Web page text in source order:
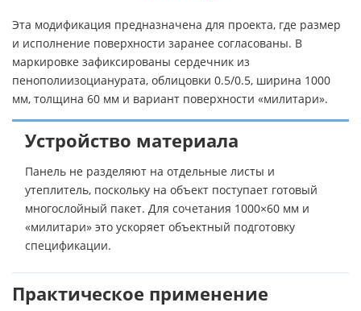
Эта модификация предназначена для проекта, где размер
и исполнение поверхности заранее согласованы. В
маркировке зафиксированы сердечник из
пенополиизоцианурата, облицовки 0.5/0.5, ширина 1000
мм, толщина 60 мм и вариант поверхности «милитари».
Устройство материала
Панель не разделяют на отдельные листы и
утеплитель, поскольку на объект поступает готовый
многослойный пакет. Для сочетания 1000×60 мм и
«милитари» это ускоряет объектный подготовку
спецификации.
Практическое применение